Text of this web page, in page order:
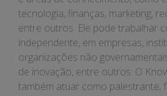
tecnologia, finanças, marketing,
entre outros. Ele pode trabalhar
independente, em empresas,
organizações não
de inovação, entre outros. O
também atuar como palestrante,